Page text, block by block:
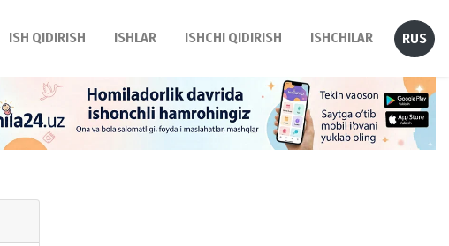
ISH QIDIRISH ISHLAR ISHCHI QIDIRISH ISHCHILAR RUS